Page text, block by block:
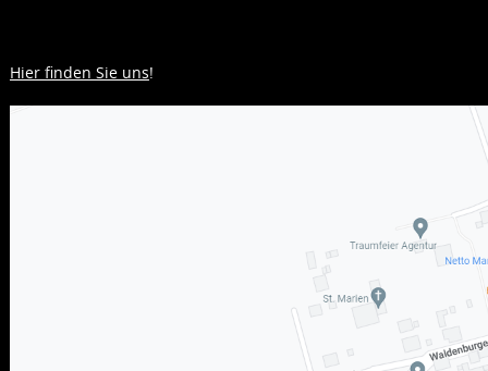
Hier finden Sie uns!